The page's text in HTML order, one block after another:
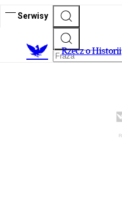
Serwisy
Rzecz o Historii